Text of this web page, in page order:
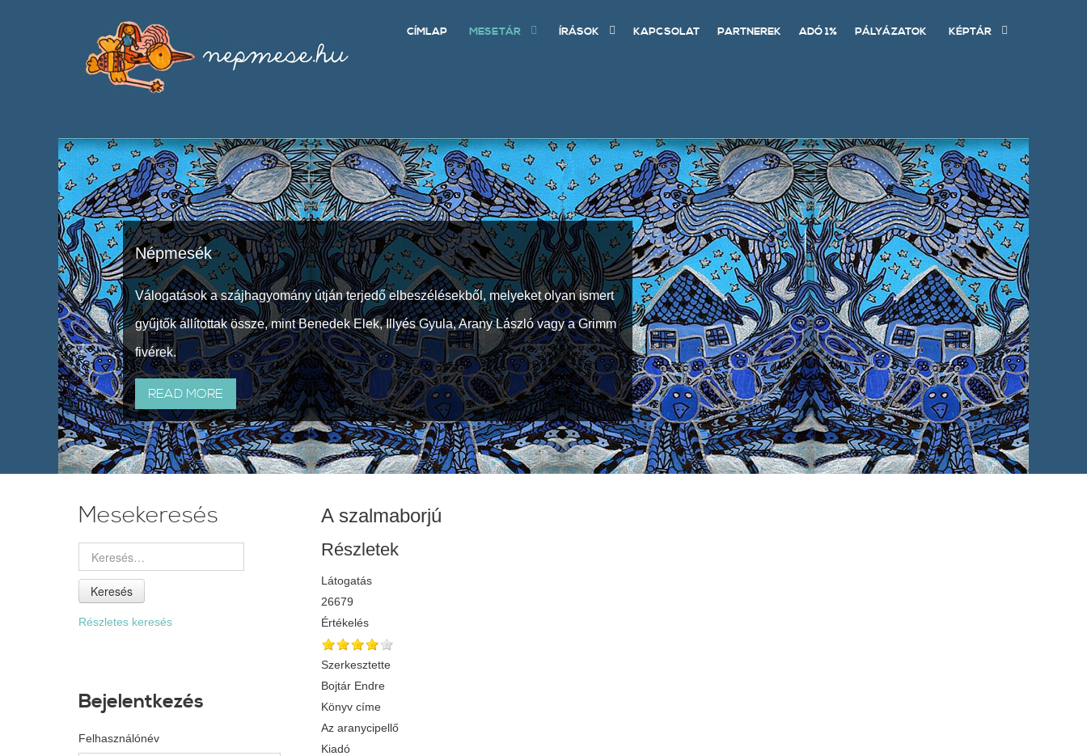
CÍMLAP MESETÁR ÍRÁSOK KAPCSOLAT PARTNEREK ADÓ 1% PÁLYÁZATOK KÉPTÁR
Népmesék
Válogatások a szájhagyomány útján terjedő elbeszélésekből, melyeket olyan ismert
gyűjtők állítottak össze, mint Benedek Elek, Illyés Gyula, Arany László vagy a Grimm
fivérek.
READ MORE
A szalmaborjú
Részletek
Látogatás
26679
Értékelés
Szerkesztette
Bojtár Endre
Könyv címe
Az aranycipellő
Kiadó
Mesekeresés
Keresés
Részletes keresés
Bejelentkezés
Felhasználónév